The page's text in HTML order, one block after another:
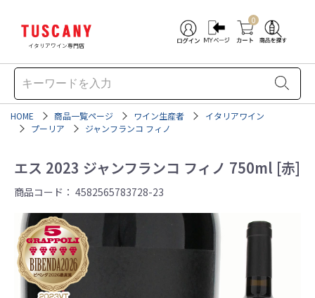
イタリアワイン専門店
0
HOME 商品一覧ページ ワイン生産者
イタリアワイン
プーリア
ジャンフランコ フィノ
エス 2023 ジャンフランコ フィノ 750ml [赤]
商品コード： 4582565783728-23